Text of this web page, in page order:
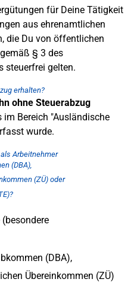
für Deine Tätigkeit
aus ehrenamtlichen
die Du von öffentlichen
§ 3 des
steuerfrei gelten.
erhalten?
ohne Steuerabzug
Bereich "Ausländische
wurde.
Arbeitnehmer
(DBA),
(ZÜ) oder
(DBA),
Übereinkommen (ZÜ)